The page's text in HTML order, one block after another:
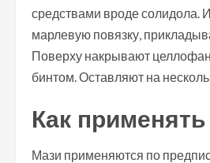
средствами вроде солидола.
марлевую повязку,
Поверху накрывают
бинтом. Оставляют на
Как
Мази применяются по